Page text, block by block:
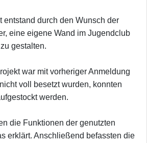
entstand durch den Wunsch der
eine eigene Wand im Jugendclub
gestalten.
war mit vorheriger Anmeldung
voll besetzt wurden, konnten
werden.
die Funktionen der genutzten
erklärt. Anschließend befassten die